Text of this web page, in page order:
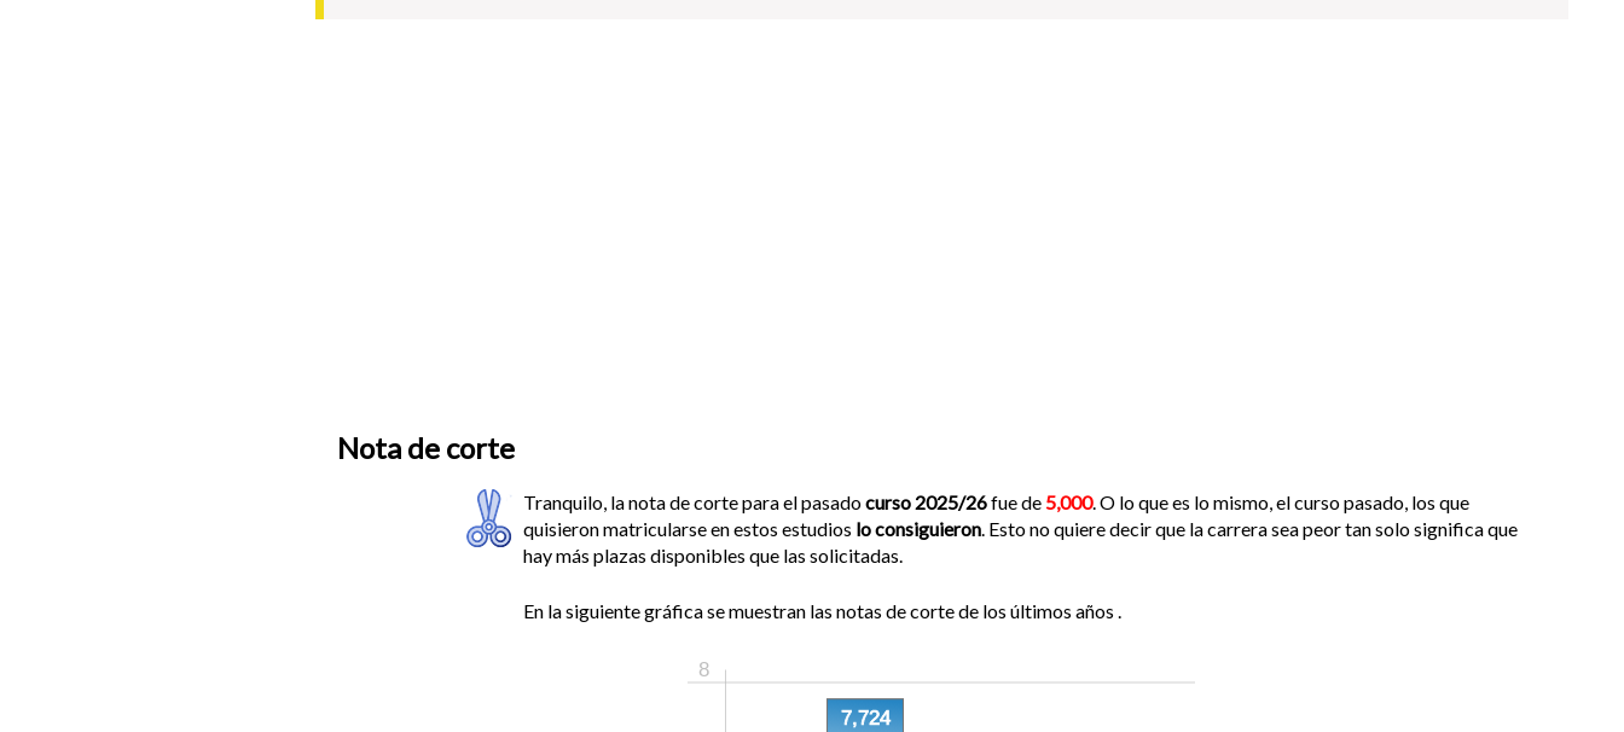
Nota de corte
Tranquilo, la nota de corte para el pasadocurso 2025/26fue de 5,000. O lo que es lo mismo, el curso pasado, los que
quisieron matricularse en estos estudios lo consiguieron . Esto no quiere decir que la carrera sea peor tan solo significa que
hay más plazas disponibles que las solicitadas.
En la siguiente gráfica se muestran las notas de corte de los últimos años .
8
7,724